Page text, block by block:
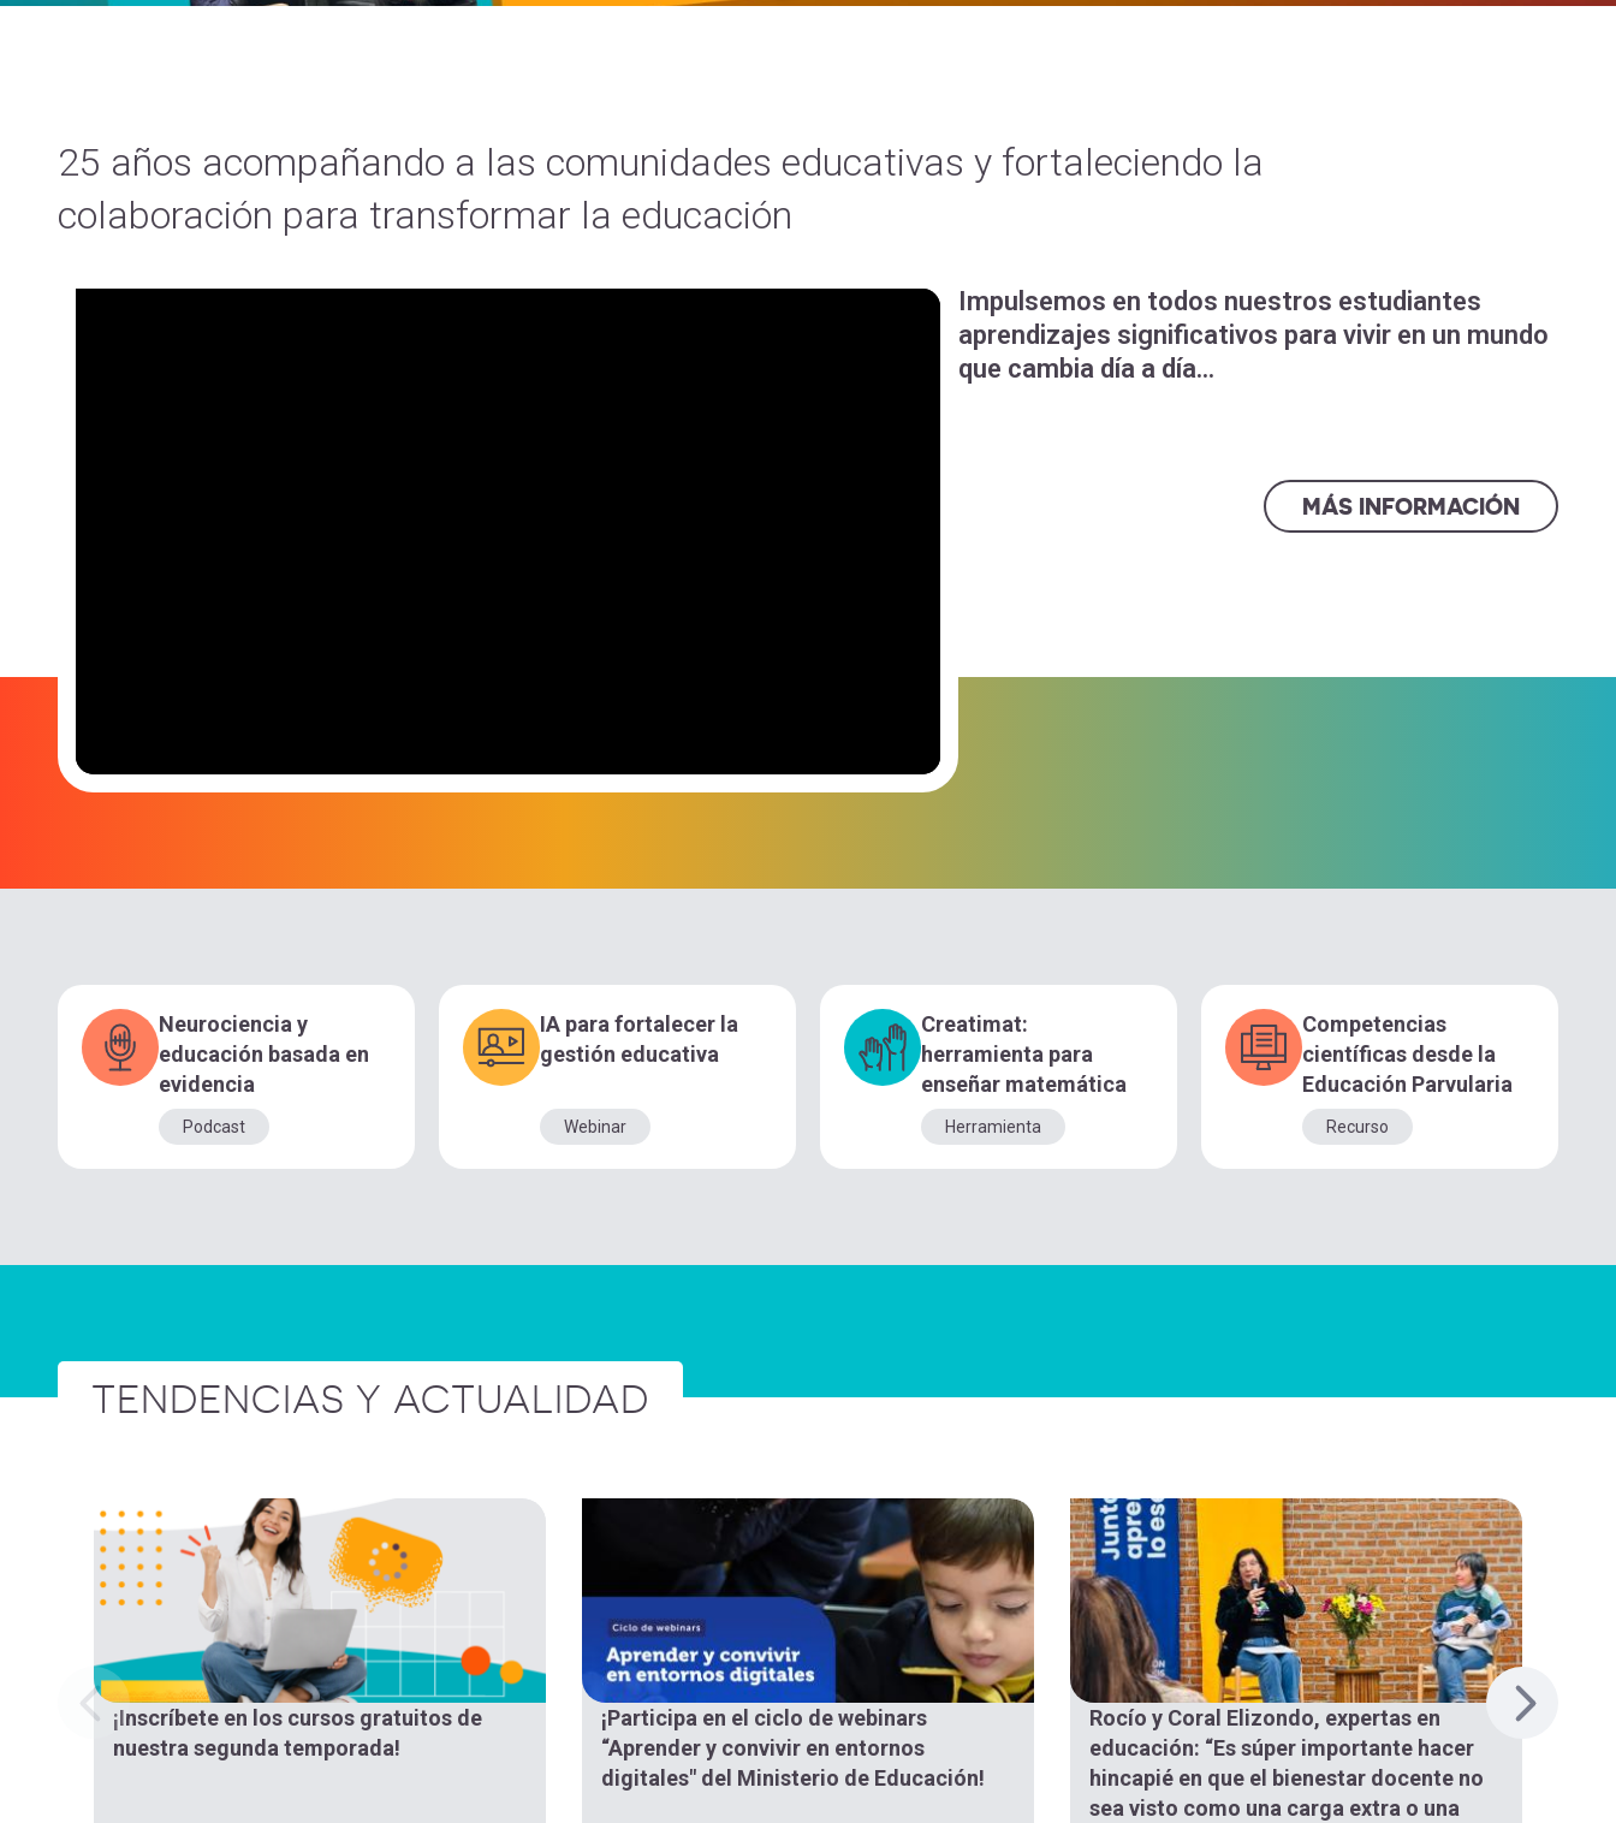
25 años acompañando a las comunidades educativas y fortaleciendo la
colaboración para transformar la educación
Impulsemos en todos nuestros estudiantes
aprendizajes significativos para vivir en un mundo
que cambia día a día...
MÁS INFORMACIÓN
Neurociencia y
educación basada en
evidencia
Podcast
IA para fortalecer la
gestión educativa
Webinar
Creatimat:
herramienta para
enseñar matemática
Herramienta
Competencias
científicas desde la
Educación Parvularia
Recurso
TENDENCIAS Y ACTUALIDAD
¡Inscríbete en los cursos gratuitos de
nuestra segunda temporada!
¡Participa en el ciclo de webinars
“Aprender y convivir en entornos
digitales" del Ministerio de Educación!
Rocío y Coral Elizondo, expertas en
educación: “Es súper importante hacer
hincapié en que el bienestar docente no
sea visto como una carga extra o una